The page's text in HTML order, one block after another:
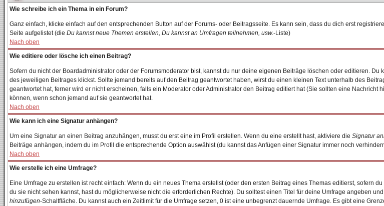
Wie schreibe ich ein Thema in ein Forum?
Ganz einfach, klicke einfach auf den entsprechenden Button auf der Forums- oder Beitragsseite. Es kann sein, dass du dich erst
Seite aufgelistet (die Du kannst neue Themen erstellen, Du kannst an Umfragen teilnehmen, usw.-Liste)
Nach oben
Wie editiere oder lösche ich einen Beitrag?
Sofern du nicht der Boardadministrator oder der Forumsmoderator bist, kannst du nur deine eigenen Beiträge löschen oder editieren.
des jeweiligen Beitrages klickst. Sollte jemand bereits auf den Beitrag geantwortet haben, wirst du einen kleinen Text unterhalb des
geantwortet hat, ferner wird er nicht erscheinen, falls ein Moderator oder Administrator den Beitrag editiert hat (Sie sollten eine
können, wenn schon jemand auf sie geantwortet hat.
Nach oben
Wie kann ich eine Signatur anhängen?
Um eine Signatur an einen Beitrag anzuhängen, musst du erst eine im Profil erstellen. Wenn du eine erstellt hast, aktiviere die Signatur
Beiträge anhängen, indem du im Profil die entsprechende Option auswählst (du kannst das Anfügen einer Signatur immer noch
Nach oben
Wie erstelle ich eine Umfrage?
Eine Umfrage zu erstellen ist recht einfach: Wenn du ein neues Thema erstellst (oder den ersten Beitrag eines Themas editierst, sofern
du sie nicht sehen kannst, hast du möglicherweise nicht die erforderlichen Rechte). Du solltest einen Titel für deine Umfrage angeben
hinzufügen-Schaltfläche. Du kannst auch ein Zeitlimit für die Umfrage setzen, 0 ist eine unbegrenzt dauernde Umfrage. Es gibt eine